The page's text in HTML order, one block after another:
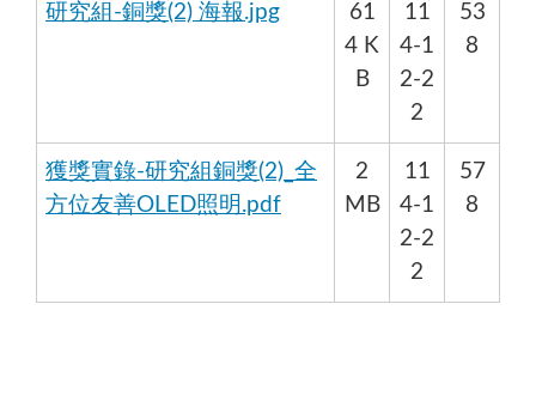
研究組-銅獎(2) 海報.jpg
61
4 K
B
11
4-1
2-2
2
53
8
獲獎實錄-研究組銅獎(2)_全
方位友善OLED照明.pdf
2
MB
11
4-1
2-2
2
57
8